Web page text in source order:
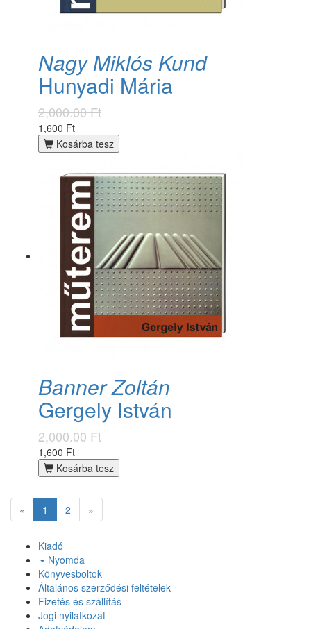
Nagy Miklós Kund
Hunyadi Mária
2,000.00 Ft
1,600 Ft
Kosárba tesz
Banner Zoltán
Gergely István
2,000.00 Ft
1,600 Ft
Kosárba tesz
« 1 2 »
Kiadó
Nyomda
Könyvesboltok
Általános szerződési feltételek
Fizetés és szállítás
Jogi nyilatkozat